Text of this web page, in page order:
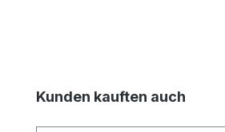
Produktgalerie überspringen
Kunden kauften auch